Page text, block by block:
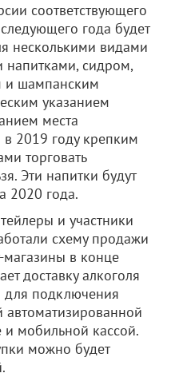
соответствующего
года будет
несколькими видами
сидром,
и шампанским
указанием
места
2019 году крепким
торговать
Эти напитки будут
2020 года.
и участники
схему продажи
магазины в конце
доставку алкоголя
для подключения
автоматизированной
мобильной кассой.
можно будет